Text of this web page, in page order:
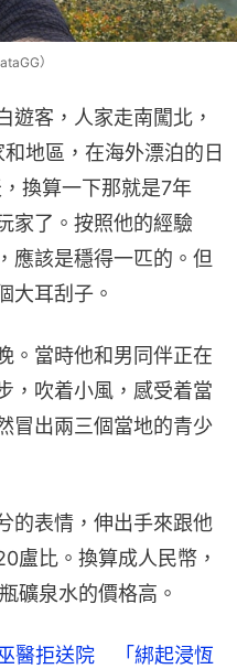
）
遊客，人家走南闖北，
地區，在海外漂泊的日
換算一下那就是7年
家了。按照他的經驗
應該是穩得一匹的。但
大耳刮子。
。當時他和男同伴正在
，吹着小風，感受着當
冒出兩三個當地的青少
的表情，伸出手來跟他
比。換算成人民幣，
礦泉水的價格高。
醫拒送院 「綁起浸恆